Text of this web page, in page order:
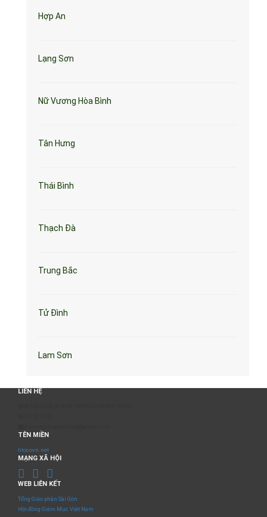
Hợp An
Lạng Sơn
Nữ Vương Hòa Bình
Tân Hưng
Thái Bình
Thạch Đà
Trung Bắc
Tử Đình
Lam Sơn
LIÊN HỆ
TÊN MIỀN
titocovn.net
MẠNG XÃ HỘI
WEB LIÊN KẾT
Tổng Giáo phận Sài Gòn
Hội đồng Giám Mục Việt Nam